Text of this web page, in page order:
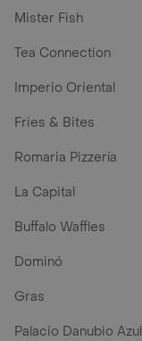
Mister Fish
Tea Connection
Imperio Oriental
Fries & Bites
Romaria Pizzería
La Capital
Buffalo Waffles
Dominó
Gras
Palacio Danubio Azul